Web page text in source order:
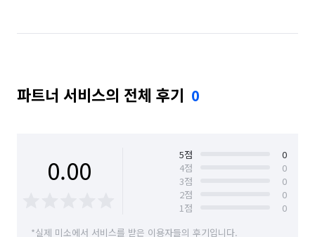
파트너 서비스의 전체 후기 0
0.00 5점
0
4점
0
3점
0
2점
0
1점
0
*실제 미소에서 서비스를 받은 이용자들의 후기입니다.